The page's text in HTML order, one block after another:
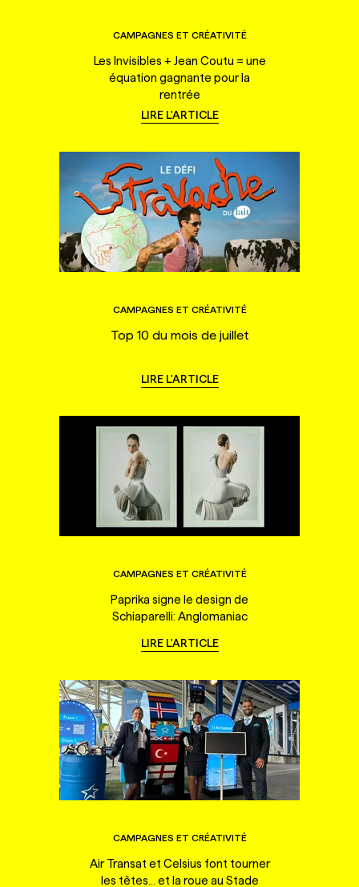
CAMPAGNES ET CRÉATIVITÉ
Les Invisibles + Jean Coutu = une
équation gagnante pour la
rentrée
LIRE L'ARTICLE
CAMPAGNES ET CRÉATIVITÉ
Top 10 du mois de juillet
LIRE L'ARTICLE
CAMPAGNES ET CRÉATIVITÉ
Paprika signe le design de
Schiaparelli: Anglomaniac
LIRE L'ARTICLE
CAMPAGNES ET CRÉATIVITÉ
Air Transat et Celsius font tourner
les têtes... et la roue au Stade